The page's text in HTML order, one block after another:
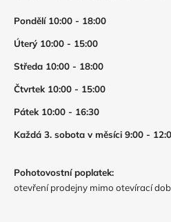
Pondělí 10:00 - 18:00
Úterý 10:00 - 15:00
Středa 10:00 - 18:00
Čtvrtek 10:00 - 15:00
Pátek 10:00 - 16:30
Každá 3. sobota v měsíci 9:00 -
Pohotovostní poplatek:
otevření prodejny mimo otevírací